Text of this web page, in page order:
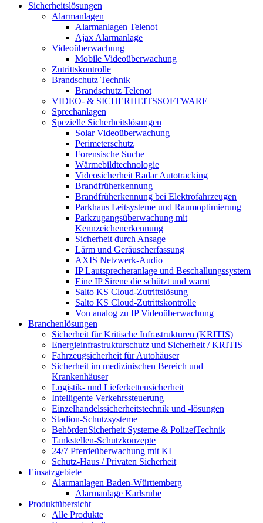
Sicherheitslösungen
Alarmanlagen
Alarmanlagen Telenot
Ajax Alarmanlage
Videoüberwachung
Mobile Videoüberwachung
Zutrittskontrolle
Brandschutz Technik
Brandschutz Telenot
VIDEO- & SICHERHEITSSOFTWARE
Sprechanlagen
Spezielle Sicherheitslösungen
Solar Videoüberwachung
Perimeterschutz
Forensische Suche
Wärmebildtechnologie
Videosicherheit Radar Autotracking​
Brandfrüherkennung
Brandfrüherkennung bei Elektrofahrzeugen
Parkhaus Leitsysteme und Raumoptimierung
Parkzugangsüberwachung mit
Kennzeichenerkennung
Sicherheit durch Ansage
Lärm und Geräuscherfassung
AXIS Netzwerk-Audio
IP Lautsprecheranlage und Beschallungssystem
Eine IP Sirene die schützt und warnt
Salto KS Cloud-Zutrittslösung
Salto KS Cloud-Zutrittskontrolle
Von analog zu IP Videoüberwachung
Branchenlösungen
Sicherheit für Kritische Infrastrukturen (KRITIS)
Energieinfrastrukturschutz und Sicherheit / KRITIS
Fahrzeugsicherheit für Autohäuser
Sicherheit im medizinischen Bereich und
Krankenhäuser
Logistik- und Lieferkettensicherheit
Intelligente Verkehrssteuerung
Einzelhandelssicherheitstechnik und -lösungen
Stadion-Schutzsysteme
BehördenSicherheit Systeme & PolizeiTechnik
Tankstellen-Schutzkonzepte​
24/7 Pferdeüberwachung mit KI
Schutz-Haus / Privaten Sicherheit
Einsatzgebiete
Alarmanlagen Baden-Württemberg
Alarmanlage Karlsruhe
Produktübersicht
Alle Produkte